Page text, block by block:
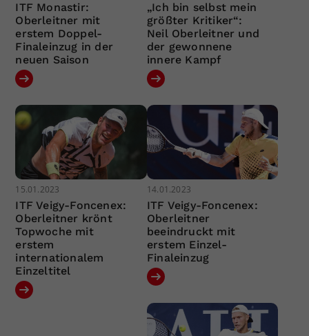
ITF Monastir:
Oberleitner mit
erstem Doppel-
Finaleinzug in der
neuen Saison
„Ich bin selbst mein
größter Kritiker“:
Neil Oberleitner und
der gewonnene
innere Kampf
15.01.2023
ITF Veigy-Foncenex:
Oberleitner krönt
Topwoche mit
erstem
internationalem
Einzeltitel
14.01.2023
ITF Veigy-Foncenex:
Oberleitner
beeindruckt mit
erstem Einzel-
Finaleinzug